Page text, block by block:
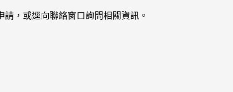
，或逕向聯絡窗口詢問相關資訊。